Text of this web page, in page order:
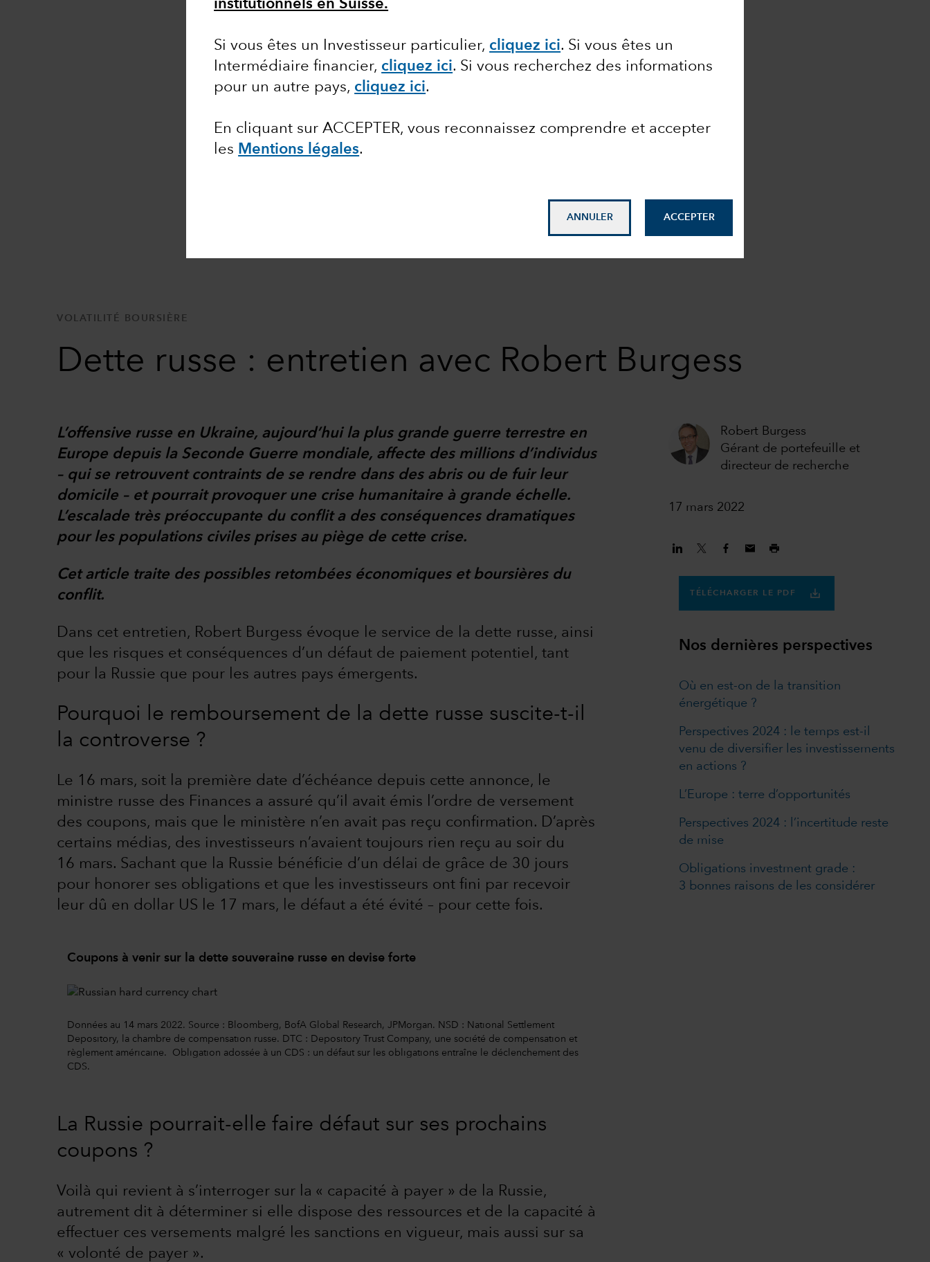
institutionnels en Suisse.
Si vous êtes un Investisseur particulier, cliquez ici. Si vous êtes un
Intermédiaire financier, cliquez ici. Si vous recherchez des informations
pour un autre pays, cliquez ici.
En cliquant sur ACCEPTER, vous reconnaissez comprendre et accepter
les Mentions légales.
ANNULER ACCEPTER
VOLATILITÉ BOURSIÈRE
Dette russe : entretien avec Robert Burgess
Robert Burgess
Gérant de portefeuille et
directeur de recherche
17 mars 2022
L’offensive russe en Ukraine, aujourd’hui la plus grande guerre terrestre en
Europe depuis la Seconde Guerre mondiale, affecte des millions d’individus
– qui se retrouvent contraints de se rendre dans des abris ou de fuir leur
domicile – et pourrait provoquer une crise humanitaire à grande échelle.
L’escalade très préoccupante du conflit a des conséquences dramatiques
pour les populations civiles prises au piège de cette crise.
Cet article traite des possibles retombées économiques et boursières du
conflit.
Dans cet entretien, Robert Burgess évoque le service de la dette russe, ainsi
que les risques et conséquences d’un défaut de paiement potentiel, tant
pour la Russie que pour les autres pays émergents.
Pourquoi le remboursement de la dette russe suscite-t-il
la controverse ?
Le 16 mars, soit la première date d’échéance depuis cette annonce, le
ministre russe des Finances a assuré qu’il avait émis l’ordre de versement
des coupons, mais que le ministère n’en avait pas reçu confirmation. D’après
certains médias, des investisseurs n’avaient toujours rien reçu au soir du
16 mars. Sachant que la Russie bénéficie d’un délai de grâce de 30 jours
pour honorer ses obligations et que les investisseurs ont fini par recevoir
leur dû en dollar US le 17 mars, le défaut a été évité – pour cette fois.
Coupons à venir sur la dette souveraine russe en devise forte
Données au 14 mars 2022. Source : Bloomberg, BofA Global Research, JPMorgan. NSD : National Settlement
Depository, la chambre de compensation russe. DTC : Depository Trust Company, une société de compensation et
règlement américaine. Obligation adossée à un CDS : un défaut sur les obligations entraîne le déclenchement des
CDS.
La Russie pourrait-elle faire défaut sur ses prochains
coupons ?
Voilà qui revient à s’interroger sur la « capacité à payer » de la Russie,
autrement dit à déterminer si elle dispose des ressources et de la capacité à
effectuer ces versements malgré les sanctions en vigueur, mais aussi sur sa
« volonté de payer ».
TÉLÉCHARGER LE PDF
Nos dernières perspectives
Où en est-on de la transition
énergétique ?
Perspectives 2024 : le temps est-il
venu de diversifier les investissements
en actions ?
L’Europe : terre d’opportunités
Perspectives 2024 : l’incertitude reste
de mise
Obligations investment grade :
3 bonnes raisons de les considérer